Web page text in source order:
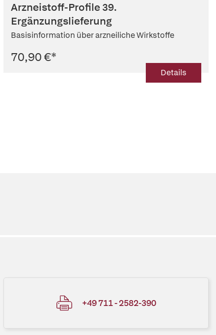
Arzneistoff-Profile 39.
Ergänzungslieferung
Basisinformation über arzneiliche Wirkstoffe
70,90 €*
Details
+49 711 - 2582-390